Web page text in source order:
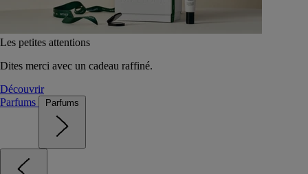
Les petites attentions
Dites merci avec un cadeau raffiné.
Découvrir
Parfums
Parfums